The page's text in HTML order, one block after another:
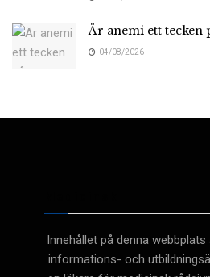
Är anemi ett tecken
04/08/2026
Innehållet på denna
informations- och